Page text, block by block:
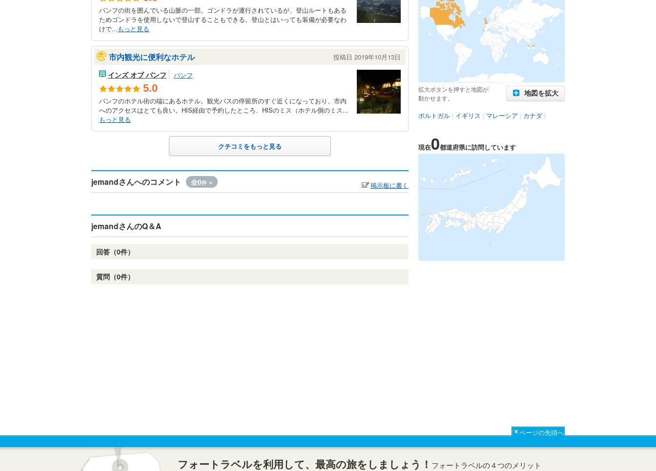
バンフの街を囲んでいる山脈の一部。ゴンドラが運行されているが、登山ルートもある
ためゴンドラを使用しないで登山することもできる。登山とはいっても装備が必要なわ
けで...もっと見る
市内観光に便利なホテル 投稿日 2019年10月13日
インズ オブ バンフ バンフ
5.0
バンフのホテル街の端にあるホテル。観光バスの停留所のすぐ近くになっており、市内
へのアクセスはとても良い。HIS経由で予約したところ、HISのミス（ホテル側のミス...
もっと見る
クチコミをもっと見る
jemandさんへのコメント 全0件 » 掲示板に書く
jemandさんのQ＆A
回答（0件）
質問（0件）
拡大ボタンを押すと地図が
動かせます。
地図を拡大
ポルトガル | イギリス | マレーシア | カナダ |
現在0都道府県に訪問しています
ページの先頭へ
フォートラベルを利用して、最高の旅をしましょう！ フォートラベルの４つのメリット